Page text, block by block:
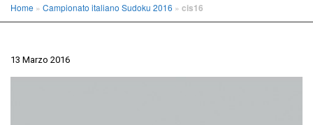
Home » Campionato italiano Sudoku 2016 » cis16
13 Marzo 2016